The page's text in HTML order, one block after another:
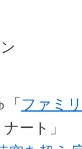
ファミ
ート」